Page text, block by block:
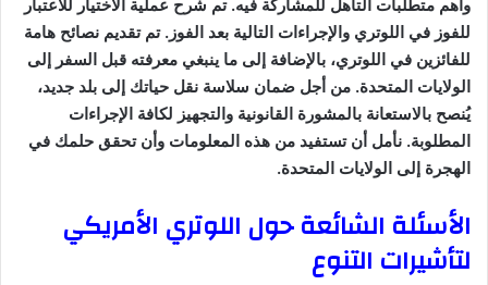
وأهم متطلبات التأهل للمشاركة فيه. تم شرح عملية الاختيار للاعتبار
للفوز في اللوتري والإجراءات التالية بعد الفوز. تم تقديم نصائح هامة
للفائزين في اللوتري، بالإضافة إلى ما ينبغي معرفته قبل السفر إلى
الولايات المتحدة. من أجل ضمان سلاسة نقل حياتك إلى بلد جديد،
يُنصح بالاستعانة بالمشورة القانونية والتجهيز لكافة الإجراءات
المطلوبة. نأمل أن تستفيد من هذه المعلومات وأن تحقق حلمك في
الهجرة إلى الولايات المتحدة.
الأسئلة الشائعة حول اللوتري الأمريكي
لتأشيرات التنوع